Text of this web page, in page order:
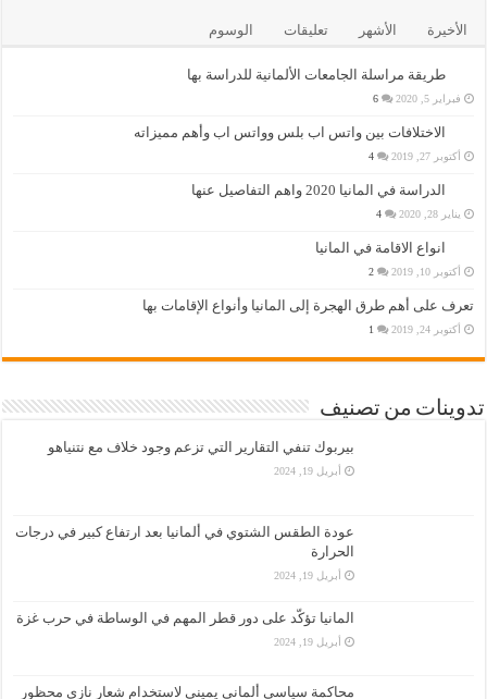
الأخيرة الأشهر تعليقات الوسوم
طريقة مراسلة الجامعات الألمانية للدراسة بها
فبراير 5, 2020 6
الاختلافات بين واتس اب بلس وواتس اب وأهم مميزاته
أكتوبر 27, 2019 4
الدراسة في المانيا 2020 واهم التفاصيل عنها
يناير 28, 2020 4
انواع الاقامة في المانيا
أكتوبر 10, 2019 2
تعرف على أهم طرق الهجرة إلى المانيا وأنواع الإقامات بها
أكتوبر 24, 2019 1
تدوينات من تصنيف
بيربوك تنفي التقارير التي تزعم وجود خلاف مع نتنياهو
أبريل 19, 2024
عودة الطقس الشتوي في ألمانيا بعد ارتفاع كبير في درجات
الحرارة
أبريل 19, 2024
المانيا تؤكّد على دور قطر المهم في الوساطة في حرب غزة
أبريل 19, 2024
محاكمة سياسي ألماني يميني لاستخدام شعار نازي محظور